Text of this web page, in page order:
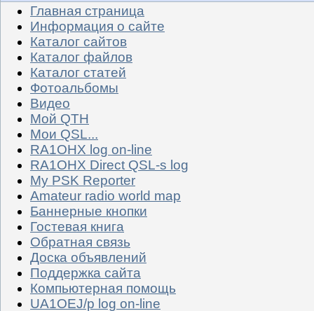
Главная страница
Информация о сайте
Каталог сайтов
Каталог файлов
Каталог статей
Фотоальбомы
Видео
Мой QTH
Мои QSL...
RA1OHX log on-line
RA1OHX Direct QSL-s log
My PSK Reporter
Amateur radio world map
Баннерные кнопки
Гостевая книга
Обратная связь
Доска объявлений
Поддержка сайта
Компьютерная помощь
UA1OEJ/p log on-line